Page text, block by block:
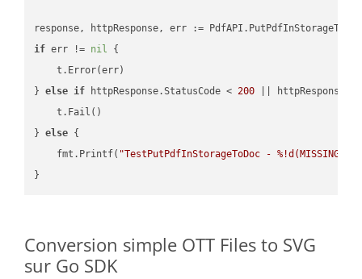
if err != nil {
    t.Error(err)
} else if httpResponse.StatusCode < 200 ||
    t.Fail()
} else {
    fmt.Printf(
"TestPutPdfInStorageToDoc - %!d(MISSING)\n"
Conversion simple OTT Files to SVG
sur Go SDK